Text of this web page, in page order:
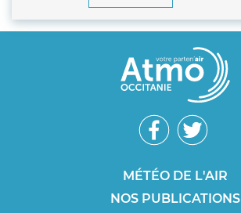
Réseaux
sociaux
MÉTÉO DE L'AIR
NOS PUBLICATIONS